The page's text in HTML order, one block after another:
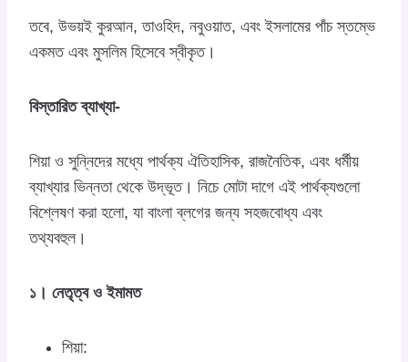
তবে, উভয়ই কুরআন, তাওহিদ, নবুওয়াত, এবং ইসলামের পাঁচ স্তম্ভে
একমত এবং মুসলিম হিসেবে স্বীকৃত।
বিস্তারিত ব্যাখ্যা-
শিয়া ও সুন্নিদের মধ্যে পার্থক্য ঐতিহাসিক, রাজনৈতিক, এবং ধর্মীয়
ব্যাখ্যার ভিন্নতা থেকে উদ্ভূত। নিচে মোটা দাগে এই পার্থক্যগুলো
বিশ্লেষণ করা হলো, যা বাংলা ব্লগের জন্য সহজবোধ্য এবং
তথ্যবহুল।
১। নেতৃত্ব ও ইমামত
শিয়া: